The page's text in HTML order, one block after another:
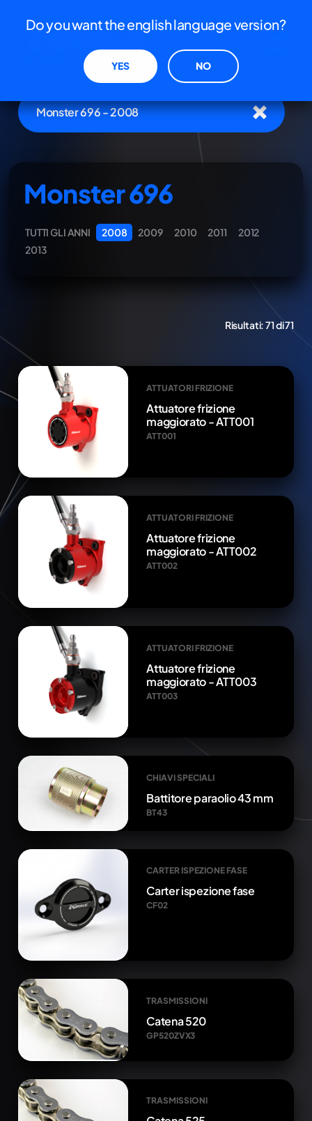
Monster 696 - 2008
Monster 696
TUTTI GLI ANNI 2008 2009 2010 2011
2012
2013
Risultati:71 di 71
ATTUATORI FRIZIONE
Attuatore frizione
maggiorato - ATT001
ATT001
ATTUATORI FRIZIONE
Attuatore frizione
maggiorato - ATT002
ATT002
ATTUATORI FRIZIONE
Attuatore frizione
maggiorato - ATT003
ATT003
CHIAVI SPECIALI
Battitore paraolio 43 mm
BT43
CARTER ISPEZIONE FASE
Carter ispezione fase
CF02
TRASMISSIONI
Catena 520
GP520ZVX3
TRASMISSIONI
Do you want the english language version?
YES NO